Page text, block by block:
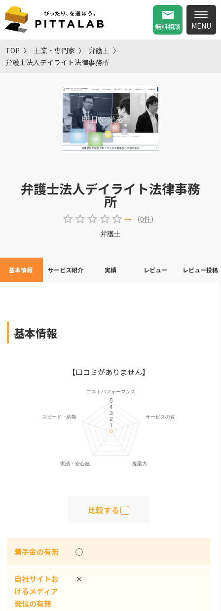
無料相談
TOP 士業・専門家
弁護士
弁護士法人デイライト法律事務所
弁護士法人デイライト法律事務
所
-- （0件）
弁護士
基本情報 サービス紹介 実績 レビュー レビュー投稿
基本情報
【口コミがありません】
比較する
着手金の有無 ◯
自社サイトお
けるメディア
発信の有無
×